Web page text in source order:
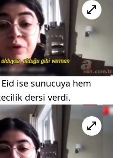
ise sunucuya hem
dersi verdi.